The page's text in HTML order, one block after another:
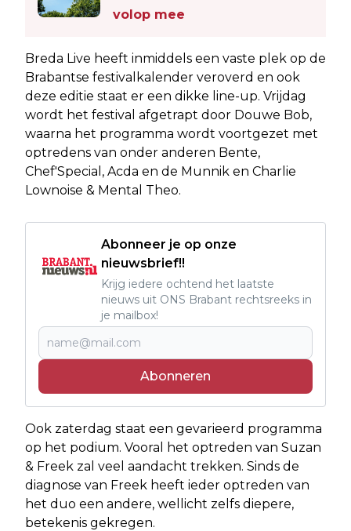
volop mee
Breda Live heeft inmiddels een vaste plek op de
Brabantse festivalkalender veroverd en ook
deze editie staat er een dikke line-up. Vrijdag
wordt het festival afgetrapt door Douwe Bob,
waarna het programma wordt voortgezet met
optredens van onder anderen Bente,
Chef'Special, Acda en de Munnik en Charlie
Lownoise & Mental Theo.
Abonneer je op onze
nieuwsbrief!!
Krijg iedere ochtend het laatste
nieuws uit ONS Brabant rechtsreeks in
je mailbox!
Abonneren
Ook zaterdag staat een gevarieerd programma
op het podium. Vooral het optreden van Suzan
& Freek zal veel aandacht trekken. Sinds de
diagnose van Freek heeft ieder optreden van
het duo een andere, wellicht zelfs diepere,
betekenis gekregen.